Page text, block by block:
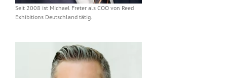
Seit 2008 ist Michael Freter als COO von Reed
Exhibitions Deutschland tätig.